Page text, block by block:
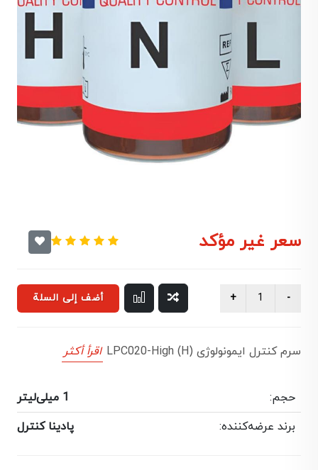
سعر غير مؤكد
أضف إلى السلة
سرم کنترل ایمونولوژی LPC020-High (H) اقرأ أكثر
حجم:
1 میلی‌لیتر
برند عرضه‌کننده:
پادینا کنترل